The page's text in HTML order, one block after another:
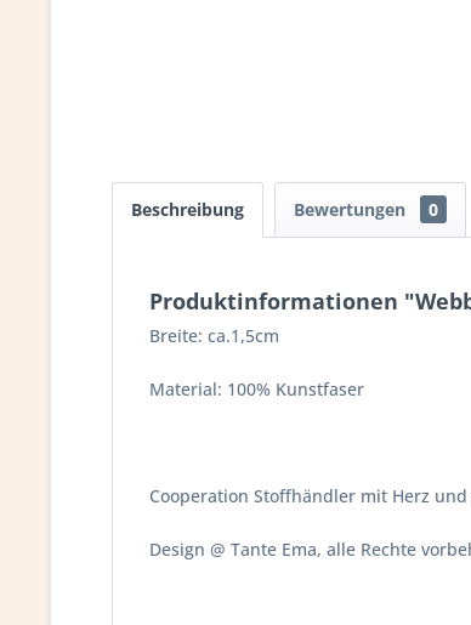
Beschreibung Bewertungen 0
Produktinformationen
Breite: ca.1,5cm
Material: 100% Kunstfaser
Cooperation Stoffhändler mit Herz und
Design @ Tante Ema, alle Rechte